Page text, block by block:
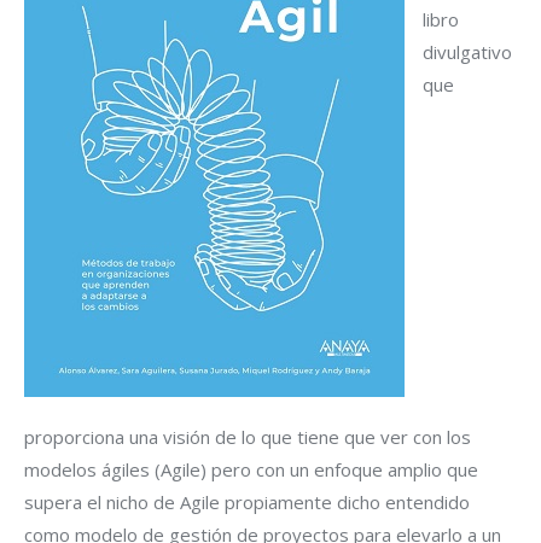
libro
divulgativo
que
proporciona una visión de lo que tiene que ver con los
modelos ágiles (Agile) pero con un enfoque amplio que
supera el nicho de Agile propiamente dicho entendido
como modelo de gestión de proyectos para elevarlo a un